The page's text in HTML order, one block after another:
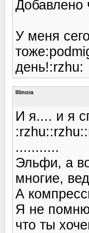
Добавлено
У меня
день!:rzhu:
Illinora
И я.... и я
...........
Эльфи, а
многие,
А
Я не помню
что ты